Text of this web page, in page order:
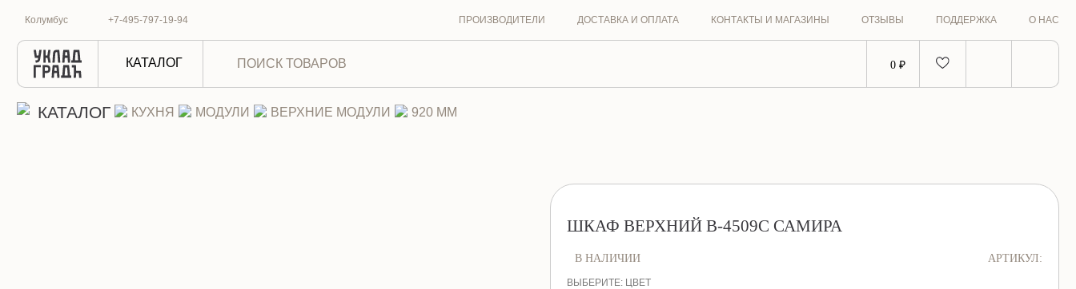
Шкаф верхний В-4509С Самира
Колумбус +7-495-797-19-94 ПРОИЗВОДИТЕЛИ ДОСТАВКА И ОПЛАТА КОНТАКТЫ И МАГАЗИНЫ ОТЗЫВЫ ПОДДЕРЖКА О НАС
КАТАЛОГ 0 ₽
КАТАЛОГ КУХНЯ МОДУЛИ ВЕРХНИЕ МОДУЛИ 920 ММ
ШКАФ ВЕРХНИЙ В-4509С САМИРА
В НАЛИЧИИ АРТИКУЛ:
ВЫБЕРИТЕ: ЦВЕТ